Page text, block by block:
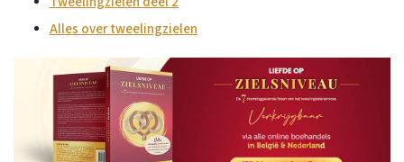
Alles over tweelingzielen